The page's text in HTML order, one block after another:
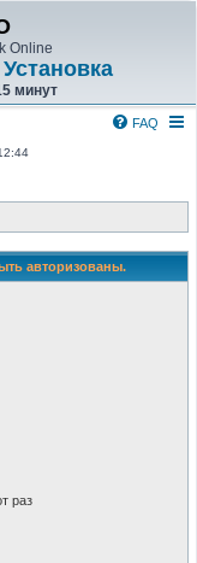
Online
Установка
минут
FAQ
авторизованы.
раз